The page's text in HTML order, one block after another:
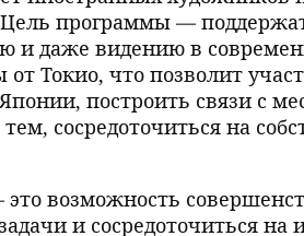
программы —
и даже видению в
Токио, что позволит
построить связи с
сосредоточиться на
возможность
и сосредоточиться на